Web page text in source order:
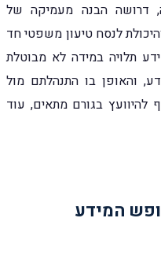
דרושה הבנה מעמיקה של
לנסח טיעון משפטי חד
תלויה במידה לא מבוטלת
והאופן בו התנהלתם מול
בגורם מתאים, עוד
המידע